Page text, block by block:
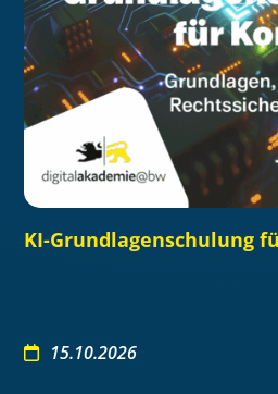
KI-Grundlagenschulung
15.10.2026